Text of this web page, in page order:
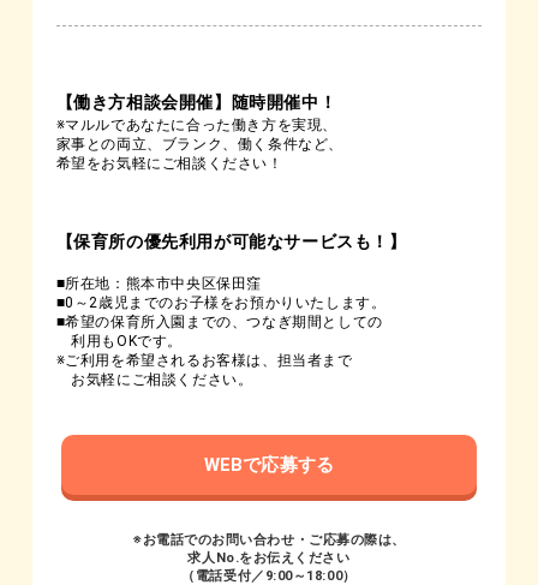
【働き方相談会開催】随時開催中！
※マルルであなたに合った働き方を実現、
家事との両立、ブランク、働く条件など、
希望をお気軽にご相談ください！
【保育所の優先利用が可能なサービスも！】
■所在地：熊本市中央区保田窪
■0～2歳児までのお子様をお預かりいたします。
■希望の保育所入園までの、つなぎ期間としての
利用もOKです。
※ご利用を希望されるお客様は、担当者まで
お気軽にご相談ください。
WEBで応募する
※お電話でのお問い合わせ・ご応募の際は、
求人No.をお伝えください
（電話受付／9:00～18:00）